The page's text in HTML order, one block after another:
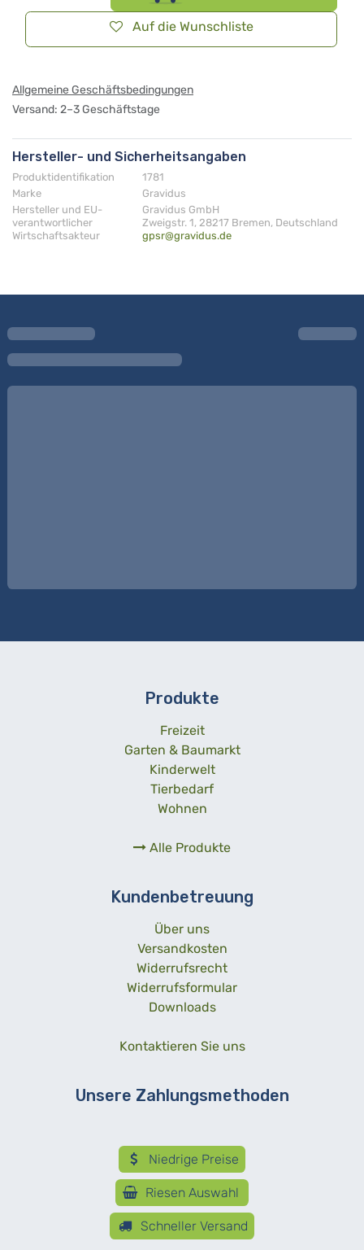
Auf die Wunschliste
Allgemeine Geschäftsbedingungen
Versand: 2–3 Geschäftstage
Hersteller- und Sicherheitsangaben
Produktidentifikation
1781
Marke
Gravidus
Hersteller und EU-
verantwortlicher
Wirtschaftsakteur
Gravidus GmbH
Zweigstr. 1, 28217 Bremen, Deutschland
gpsr@gravidus.de
Produkte
Freizeit
Garten & Baumarkt
Kinderwelt
Tierbedarf
Wohnen
Alle Produkte
Kundenbetreuung
Über uns
Versandkosten
Widerrufsrecht
Widerrufsformular
Downloads
Kontaktieren Sie uns
Unsere Zahlungsmethoden
Niedrige Preise
Riesen Auswahl
Schneller Versand